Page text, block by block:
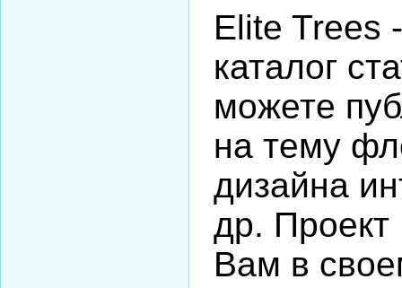
Elite Trees
каталог
можете
на тему
дизайна
др. Проект
Вам в